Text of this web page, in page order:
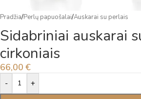
Pradžia/Perlų papuošalai/Auskarai su perlais
Sidabriniai auskarai
cirkoniais
66,00 €
- +
Alternative: